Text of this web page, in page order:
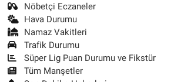
Nöbetçi Eczaneler
Hava Durumu
Namaz Vakitleri
Trafik Durumu
Süper Lig Puan Durumu ve Fikstür
Tüm Manşetler